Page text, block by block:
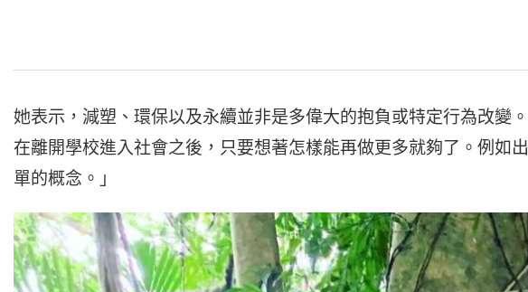
她表示，減塑、環保以及永續並非是多偉大的抱負或特定行為改變
在離開學校進入社會之後，只要想著怎樣能再做更多就夠了。例如
單的概念。」